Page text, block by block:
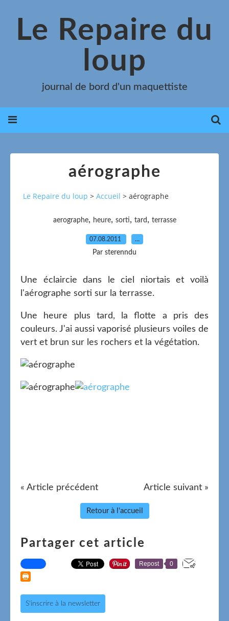
Le Repaire du
loup
journal de bord d'un maquettiste
aérographe
Le Repaire du loup > Accueil > aérographe
aerographe, heure, sorti, tard , terrasse
07.08.2011 …
Par sterenndu
Une éclaircie dans le ciel niortais et voilà
l'aérographe sorti sur la terrasse.
Une heure plus tard, la flotte a pris des
couleurs. J'ai aussi vaporisé plusieurs voiles de
vert et brun sur les rochers et la végétation.
« Article précédent Article suivant »
Retour à l'accueil
Partager cet article
Repost 0
S'inscrire à la newsletter